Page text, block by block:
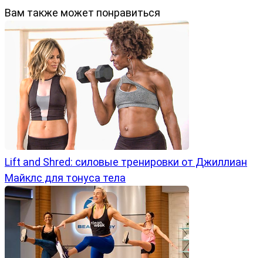
Вам также может понравиться
Lift and Shred: силовые тренировки от Джиллиан
Майклс для тонуса тела